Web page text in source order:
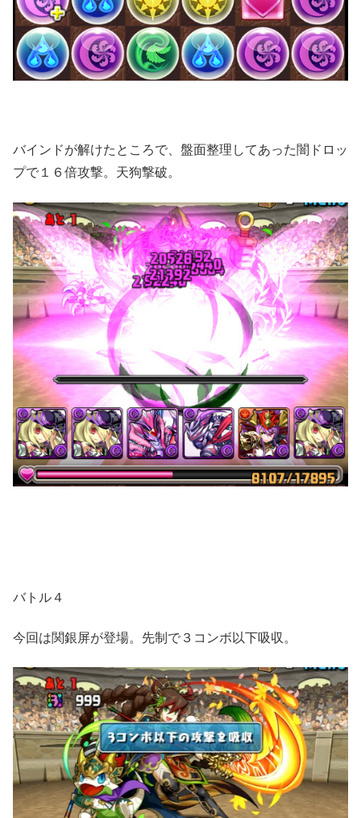
バインドが解けたところで、盤面整理してあった闇ドロッ
プで１６倍攻撃。天狗撃破。
バトル４
今回は関銀屏が登場。先制で３コンボ以下吸収。